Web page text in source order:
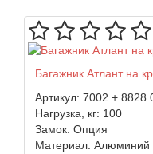
Багажник Атлант на
Артикул: 7002 +
Нагрузка, кг: 100
Замок: Опция
Материал: Алюминий